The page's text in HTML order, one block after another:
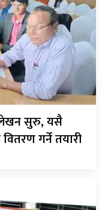
लेखन सुरु, यसै
गर्ने तयारी